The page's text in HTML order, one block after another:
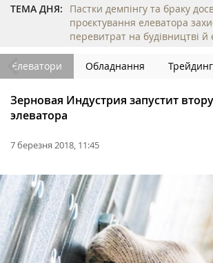
ТЕМА ДНЯ:
Пастки демпінгу та браку
проєктування елеватора
перевитрат на будівництві й
Елеватори Обладнання Трейдинг
Зерновая Индустрия запустит
элеватора
7 березня 2018, 11:45